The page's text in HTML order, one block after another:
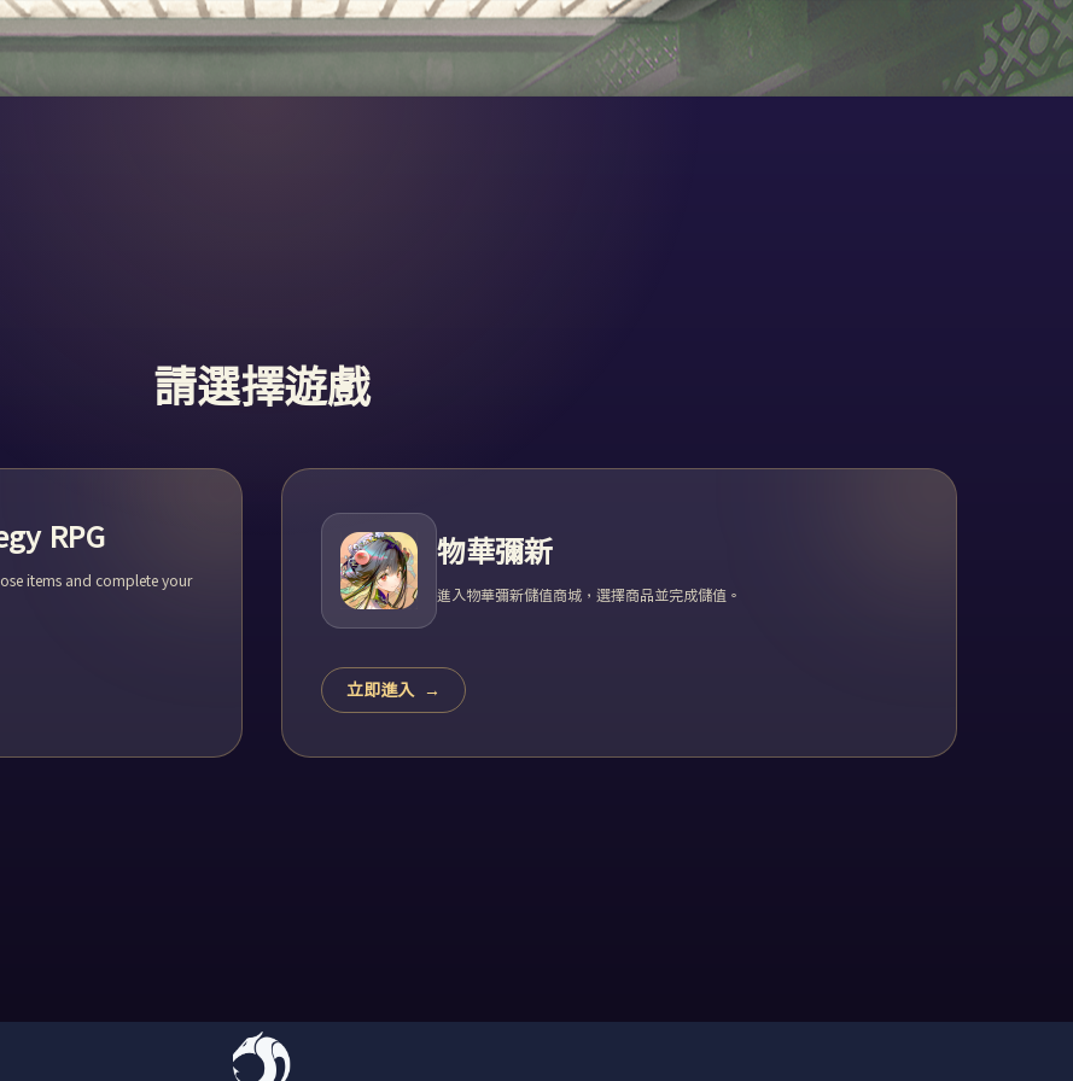
請選擇遊戲
RPG
items and complete your
物華彌新
進入物華彌新儲值商城，選擇商品並完成儲值。
立即進入 →